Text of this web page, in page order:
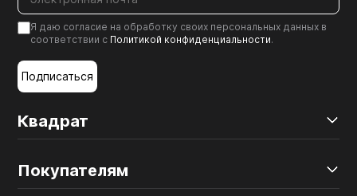
Квадрат
Покупателям
Я даю согласие на обработку своих персональных данных в
соответствии с Политикой конфиденциальности.
Подписаться